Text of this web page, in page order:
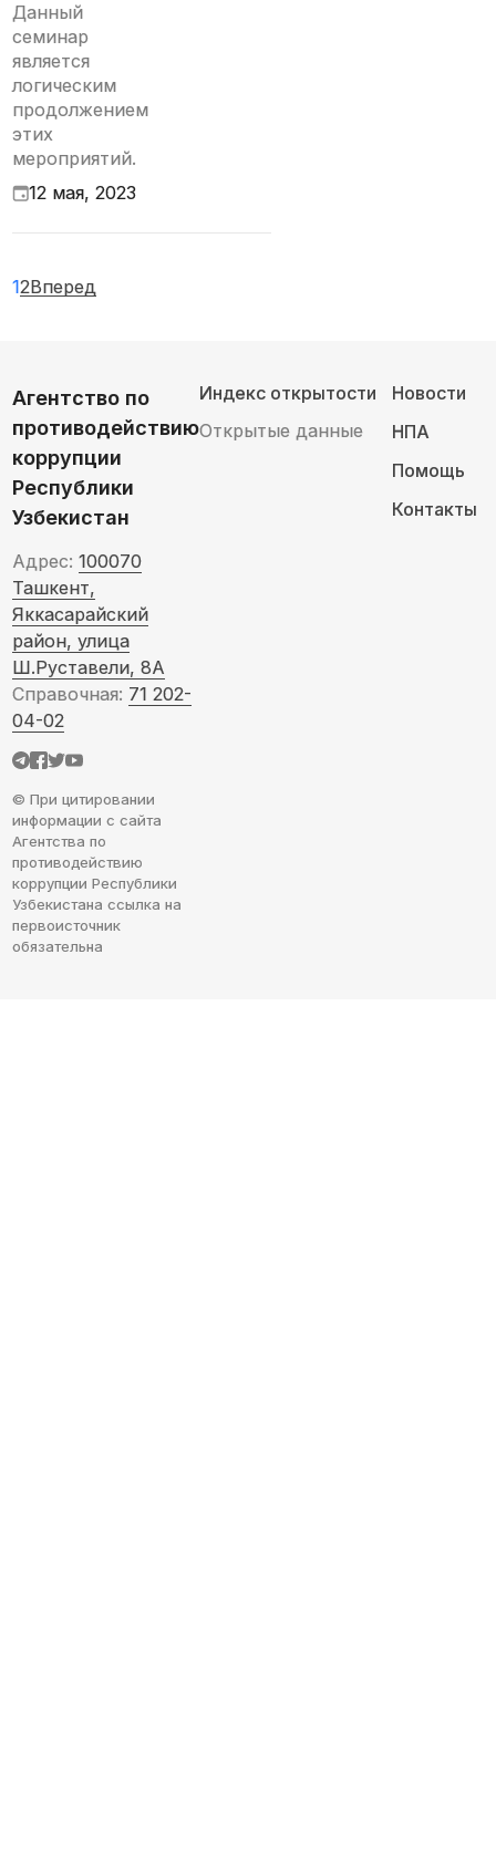
Данный
семинар
является
логическим
продолжением
этих
мероприятий.
12 мая, 2023
12Вперед
Агентство по
противодействию
коррупции
Республики
Узбекистан
Адрес: 100070
Ташкент,
Яккасарайский
район, улица
Ш.Руставели, 8А
Справочная: 71 202-
04-02
© При цитировании
информации с сайта
Агентства по
противодействию
коррупции Республики
Узбекистана ссылка на
первоисточник
обязательна
Индекс открытости
Открытые данные
Новости
НПА
Помощь
Контакты